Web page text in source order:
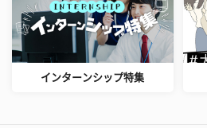
インターンシップ特集